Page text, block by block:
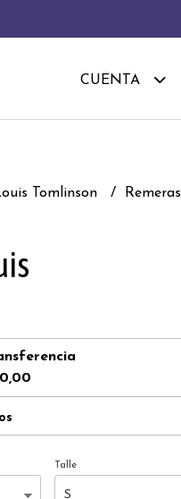
CUENTA
Tomlinson
Remeras
Talle